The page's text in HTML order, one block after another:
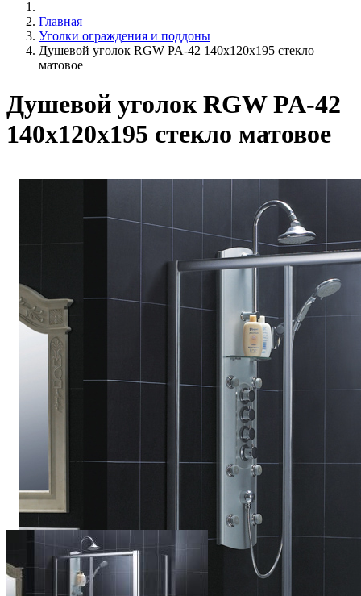
Главная
Уголки ограждения и поддоны
Душевой уголок RGW PA-42 140х120х195 стекло
матовое
Душевой уголок RGW PA-42
140х120х195 стекло матовое